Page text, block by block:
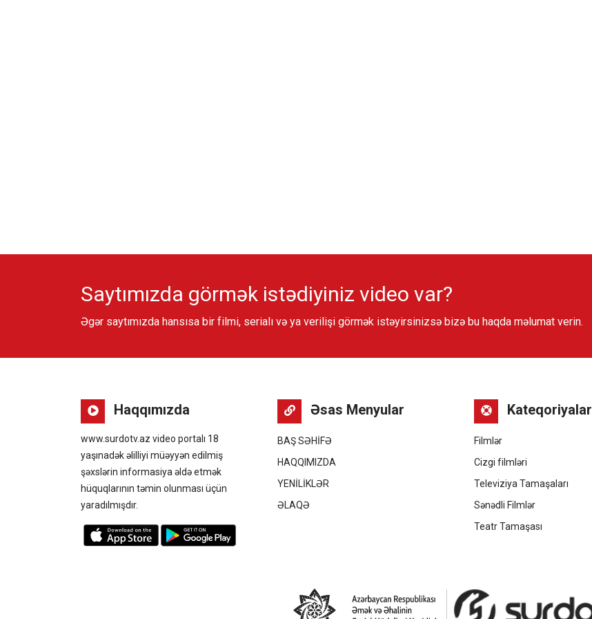
Saytımızda görmək istədiyiniz video var?
Əgər saytımızda hansısa bir filmi, serialı və ya verilişi görmək istəyirsinizsə bizə bu haqda məlumat verin.
Haqqımızda
www.surdotv.az video portalı 18
yaşınadək əlilliyi müəyyən edilmiş
şəxslərin informasiya əldə etmək
hüquqlarının təmin olunması üçün
yaradılmışdır.
Əsas Menyular
BAŞ SƏHİFƏ
HAQQIMIZDA
YENİLİKLƏR
ƏLAQƏ
Kateqoriyalar
Filmlər
Cizgi filmləri
Televiziya Tamaşaları
Sənədli Filmlər
Teatr Tamaşası